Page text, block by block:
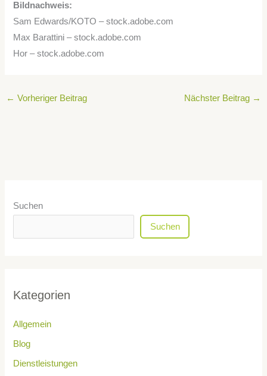
Bildnachweis:
Sam Edwards/KOTO – stock.adobe.com
Max Barattini – stock.adobe.com
Hor – stock.adobe.com
← Vorheriger Beitrag Nächster Beitrag →
Suchen
Suchen
Kategorien
Allgemein
Blog
Dienstleistungen